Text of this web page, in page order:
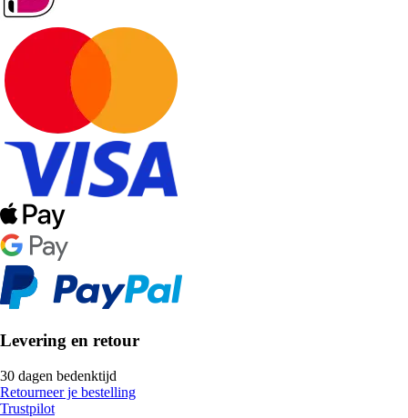
Levering en retour
30 dagen bedenktijd
Retourneer je bestelling
Trustpilot